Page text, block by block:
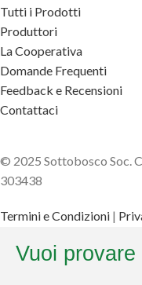
Tutti i Prodotti
Produttori
La Cooperativa
Domande Frequenti
Feedback e Recensioni
Contattaci
© 2025 Sottobosco Soc.
303438
Termini e Condizioni |
Vuoi